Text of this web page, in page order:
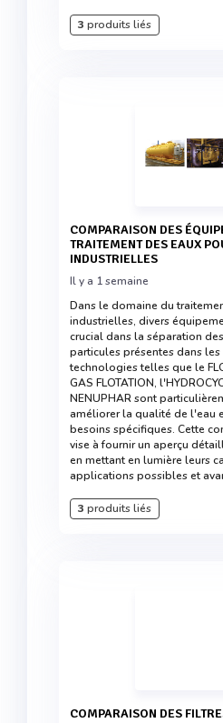
3 produits liés
COMPARAISON DES ÉQUIPEMENTS DE
TRAITEMENT DES EAUX
INDUSTRIELLES
Il y a 1 semaine
Dans le domaine du
industrielles, divers
crucial dans la séparation
particules présentes dans les
technologies telles que le
GAS FLOTATION,
NENUPHAR sont
améliorer la qualité de l'eau
besoins spécifiques. Cette
vise à fournir un aperçu
en mettant en lumière leurs
applications possibles et
3 produits liés
COMPARAISON DES FILTRES MOLÉCULAIRES